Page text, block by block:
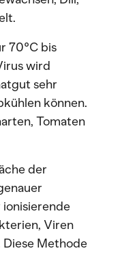
70°C bis
wird
sehr
können.
Tomaten
der
Viren
Diese Methode